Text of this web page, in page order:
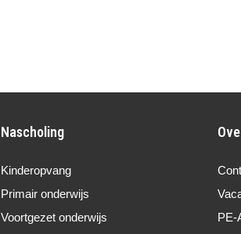
Nascholing
Kinderopvang
Primair onderwijs
Voortgezet onderwijs
PE-